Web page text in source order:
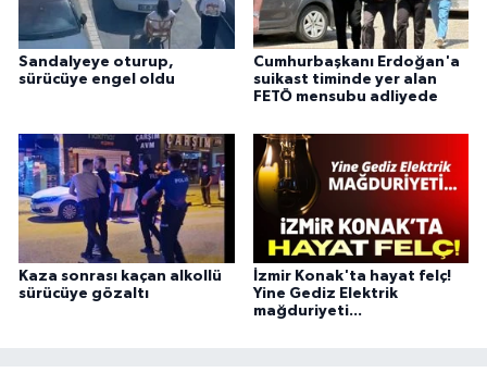
Sandalyeye oturup,
sürücüye engel oldu
Cumhurbaşkanı Erdoğan'a
suikast timinde yer alan
FETÖ mensubu adliyede
Kaza sonrası kaçan alkollü
sürücüye gözaltı
İzmir Konak'ta hayat felç!
Yine Gediz Elektrik
mağduriyeti...